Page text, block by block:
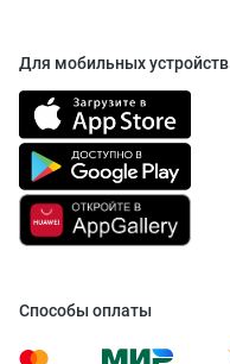
Для мобильных устройств
Способы оплаты